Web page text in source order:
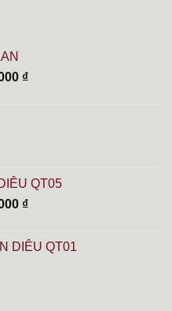
₫.
₫Giá
QT05
₫.
₫Giá
tại
là:
DIÊU QT01